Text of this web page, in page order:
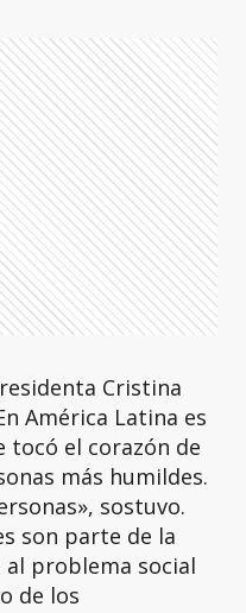
Cristina
América Latina es
tocó el corazón de
más humildes.
sostuvo.
son parte de la
al problema social
de los